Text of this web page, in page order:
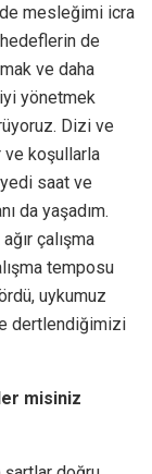
mesleğimi icra
de
ve daha
yönetmek
Dizi ve
ve koşullarla
yedi saat ve
da yaşadım.
çalışma
temposu
uykumuz
dertlendiğimizi
misiniz